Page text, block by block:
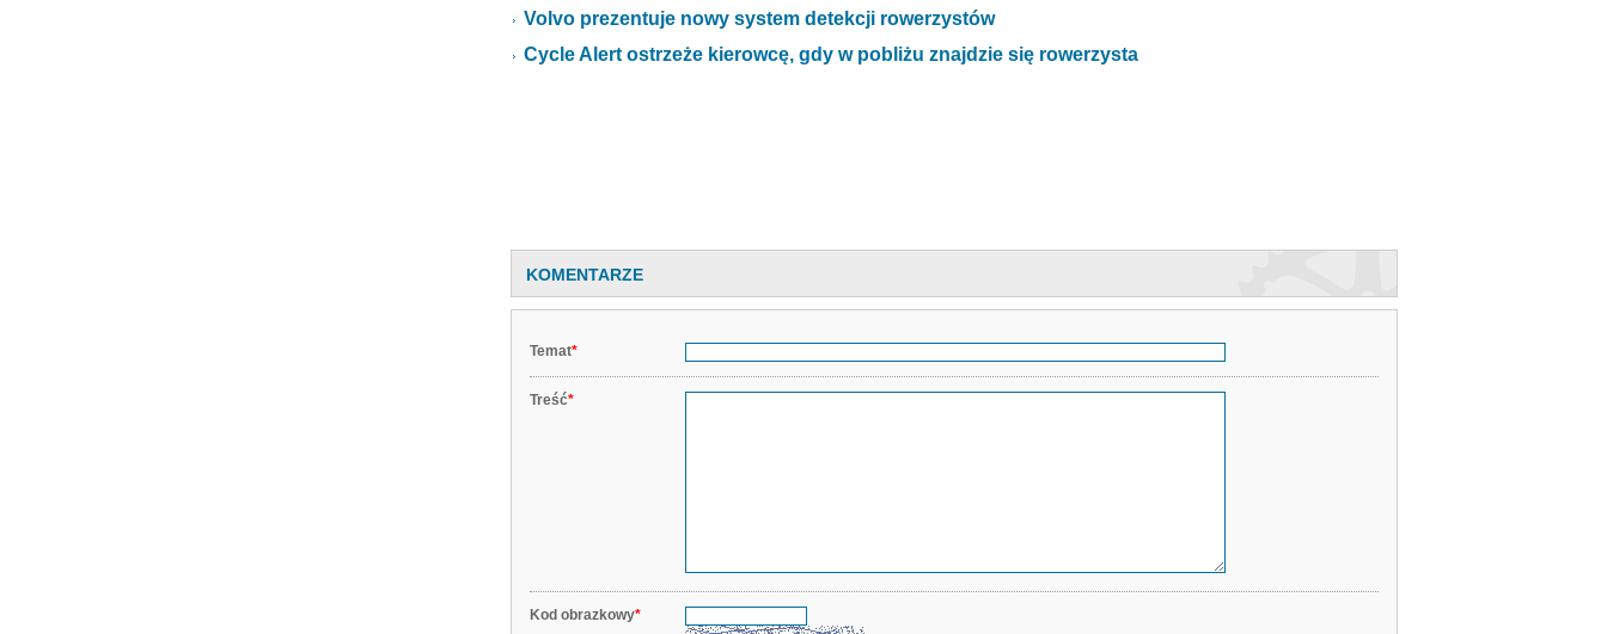
Volvo prezentuje nowy system detekcji rowerzystów
Cycle Alert ostrzeże kierowcę, gdy w pobliżu znajdzie się rowerzysta
KOMENTARZE
Temat*
Treść*
Kod obrazkowy*